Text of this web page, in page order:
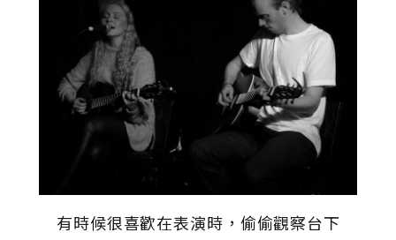
有時候很喜歡在表演時，偷偷觀察台下